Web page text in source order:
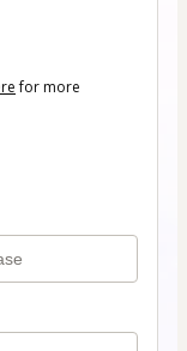
for more